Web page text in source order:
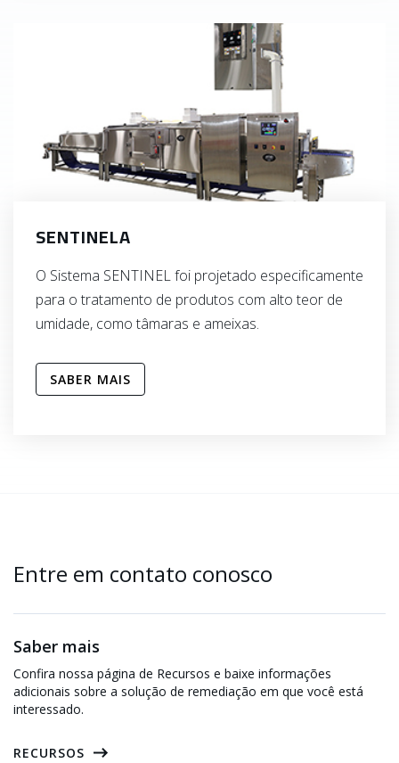
SENTINELA
O Sistema SENTINEL foi projetado especificamente
para o tratamento de produtos com alto teor de
umidade, como tâmaras e ameixas.
SABER MAIS
Entre em contato conosco
Saber mais
Confira nossa página de Recursos e baixe informações
adicionais sobre a solução de remediação em que você está
interessado.
RECURSOS